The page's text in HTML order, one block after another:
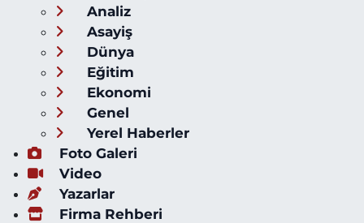
Analiz
Asayiş
Dünya
Eğitim
Ekonomi
Genel
Yerel Haberler
Foto Galeri
Video
Yazarlar
Firma Rehberi